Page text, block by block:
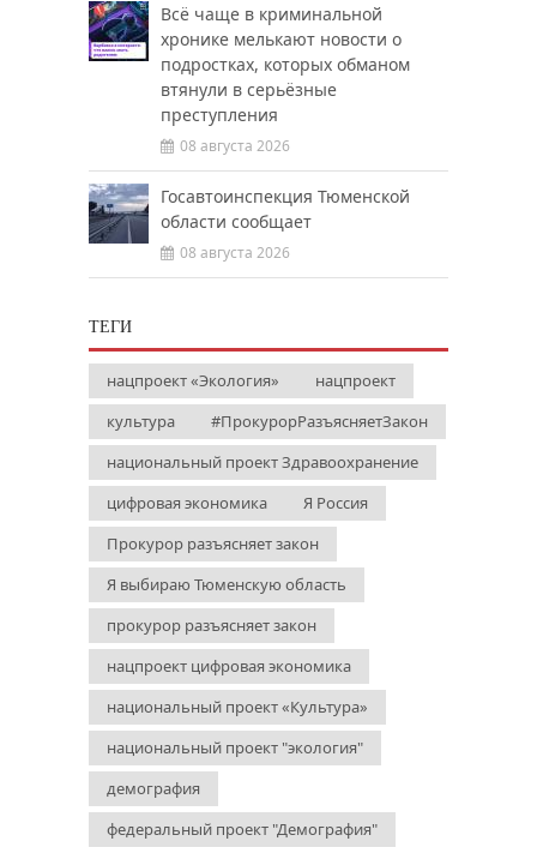
Всё чаще в криминальной
хронике мелькают новости о
подростках, которых обманом
втянули в серьёзные
преступления
08 августа 2026
Госавтоинспекция Тюменской
области сообщает
08 августа 2026
ТЕГИ
нацпроект «Экология»
нацпроект
культура
#ПрокурорРазъясняетЗакон
национальный проект Здравоохранение
цифровая экономика
Я Россия
Прокурор разъясняет закон
Я выбираю Тюменскую область
прокурор разъясняет закон
нацпроект цифровая экономика
национальный проект «Культура»
национальный проект "экология"
демография
федеральный проект "Демография"